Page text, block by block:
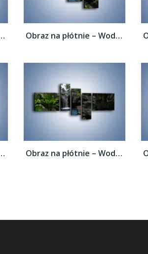
wśród palm –... Obraz na płótnie – Wodospad wśród palm –...
wśród palm –... Obraz na płótnie – Wodospad wśród palm –...